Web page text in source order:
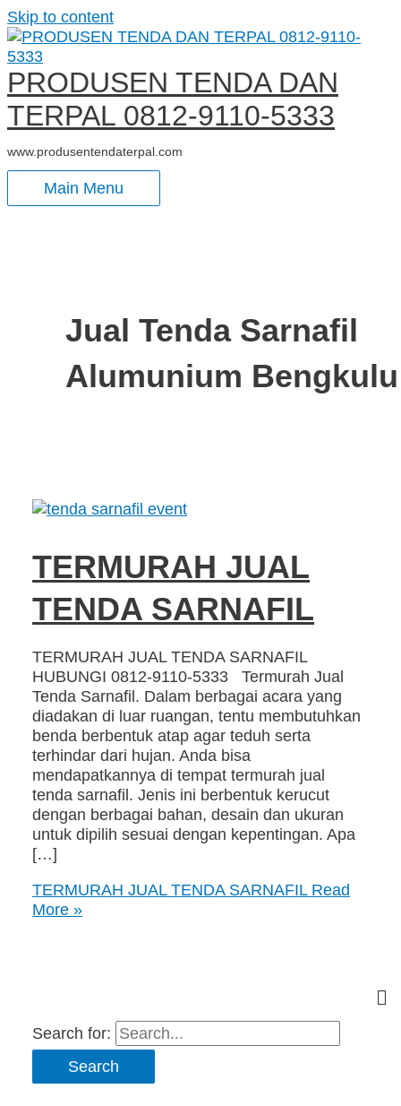
Skip to content
PRODUSEN TENDA DAN
TERPAL 0812-9110-5333
www.produsentendaterpal.com
Main Menu
Jual Tenda Sarnafil
Alumunium Bengkulu
TERMURAH JUAL
TENDA SARNAFIL
TERMURAH JUAL TENDA SARNAFIL
HUBUNGI 0812-9110-5333 Termurah Jual
Tenda Sarnafil. Dalam berbagai acara yang
diadakan di luar ruangan, tentu membutuhkan
benda berbentuk atap agar teduh serta
terhindar dari hujan. Anda bisa
mendapatkannya di tempat termurah jual
tenda sarnafil. Jenis ini berbentuk kerucut
dengan berbagai bahan, desain dan ukuran
untuk dipilih sesuai dengan kepentingan. Apa
[…]
TERMURAH JUAL TENDA SARNAFILRead
More »
Search for: